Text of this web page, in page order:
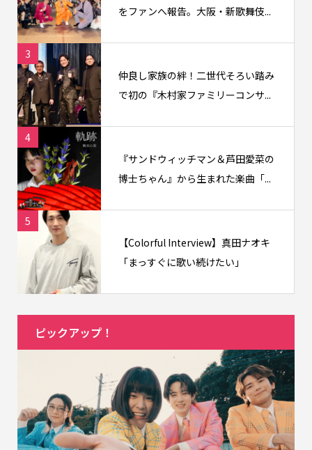
をファンへ報告。大阪・新歌舞伎...
3
仲良し家族の絆！二世代そろい踏み
で初の『木村家ファミリーコンサ...
4
『サンドウィッチマン＆芦田愛菜の
博士ちゃん』から生まれた楽曲「...
5
【Colorful Interview】真田ナオキ
「まっすぐに歌い続けたい」
ピックアップ！